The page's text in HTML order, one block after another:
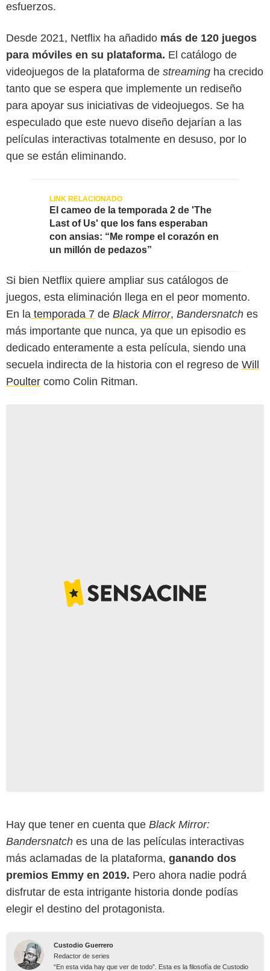
esfuerzos.
Desde 2021, Netflix ha añadido más de 120 juegos
para móviles en su plataforma. El catálogo de
videojuegos de la plataforma de streaming ha crecido
tanto que se espera que implemente un rediseño
para apoyar sus iniciativas de videojuegos. Se ha
especulado que este nuevo diseño dejarían a las
películas interactivas totalmente en desuso, por lo
que se están eliminando.
El cameo de la temporada 2 de 'The
Last of Us' que los fans esperaban
con ansias: “Me rompe el corazón en
un millón de pedazos”
Si bien Netflix quiere ampliar sus catálogos de
juegos, esta eliminación llega en el peor momento.
En la temporada 7 de Black Mirror, Bandersnatch es
más importante que nunca, ya que un episodio es
dedicado enteramente a esta película, siendo una
secuela indirecta de la historia con el regreso de Will
Poulter como Colin Ritman.
Hay que tener en cuenta que Black Mirror:
Bandersnatch es una de las películas interactivas
más aclamadas de la plataforma, ganando dos
premios Emmy en 2019. Pero ahora nadie podrá
disfrutar de esta intrigante historia donde podías
elegir el destino del protagonista.
Custodio Guerrero
Redactor de series
“En esta vida hay que ver de todo”. Esta es la filosofía de Custodio